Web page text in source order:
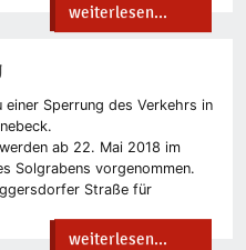
weiterlesen...
Sperrung des Verkehrs in
ab 22. Mai 2018 im
Solgrabens vorgenommen.
Straße für
weiterlesen...